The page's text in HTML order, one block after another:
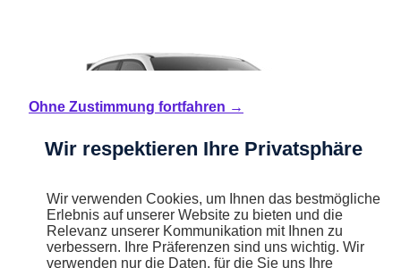
Ohne Zustimmung fortfahren →
Wir respektieren Ihre Privatsphäre
Wir verwenden Cookies, um Ihnen das bestmögliche
Erlebnis auf unserer Website zu bieten und die
Relevanz unserer Kommunikation mit Ihnen zu
verbessern. Ihre Präferenzen sind uns wichtig. Wir
verwenden nur die Daten, für die Sie uns Ihre